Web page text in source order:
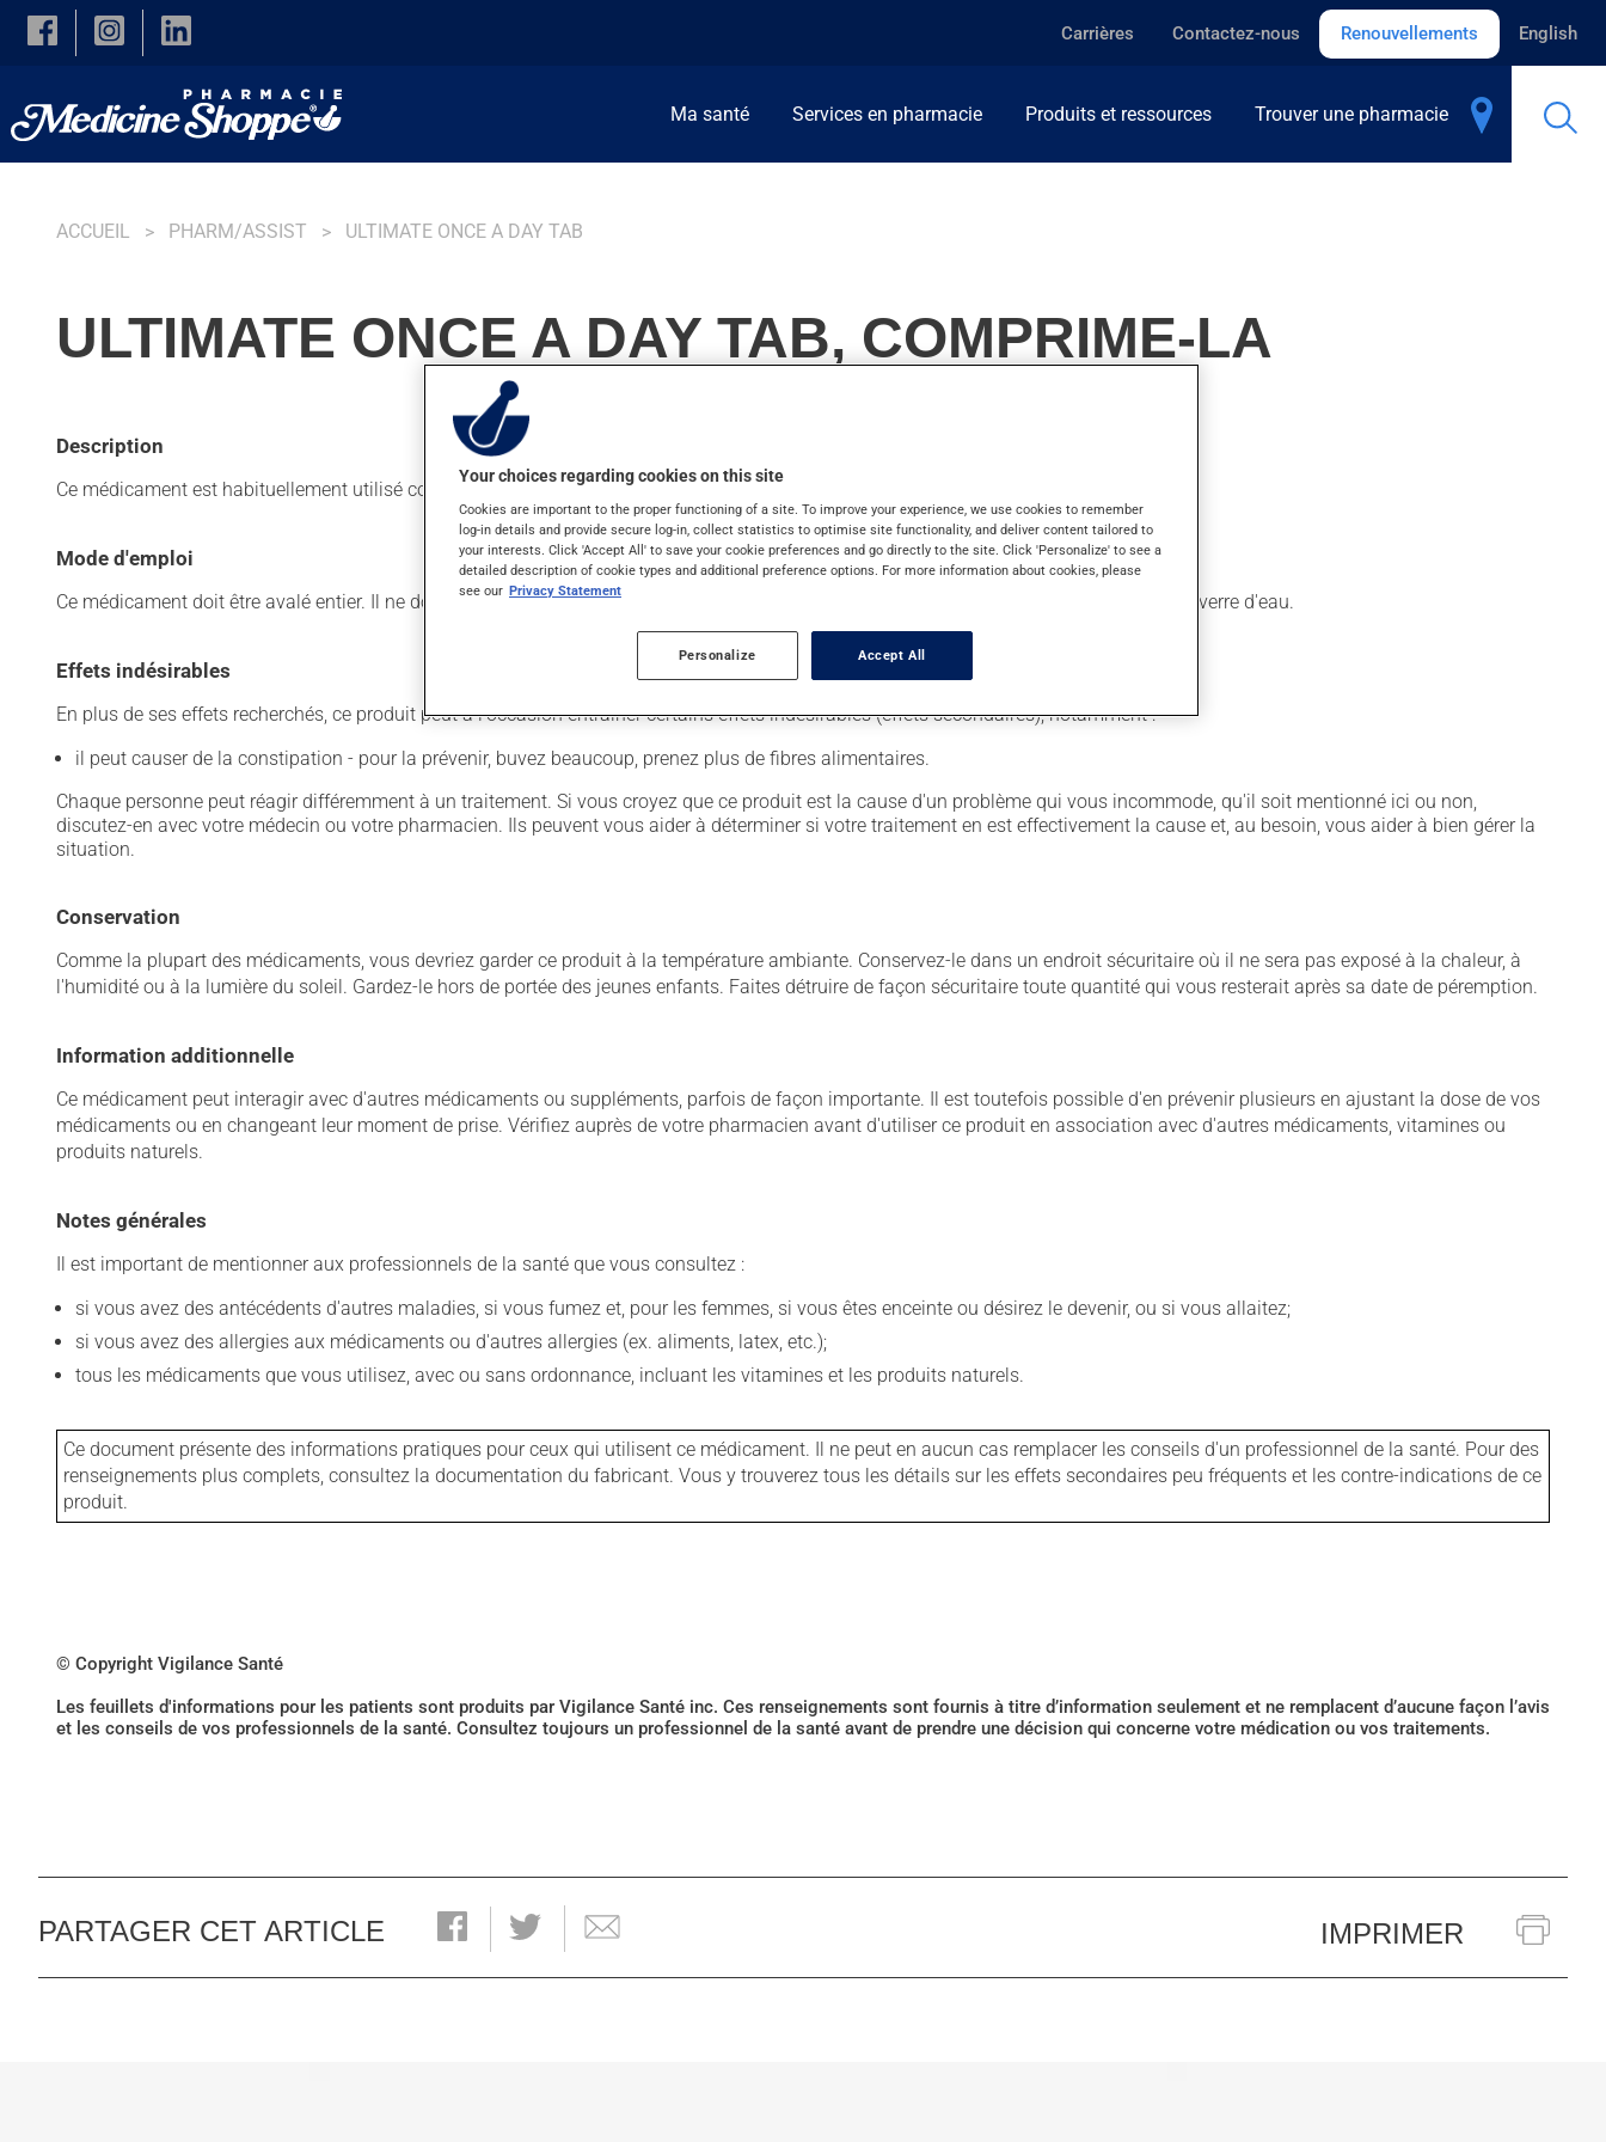
Skip to main content
Carrières Contactez-nous Renouvellements English
Ma santé Services en pharmacie Produits et ressources Trouver une pharmacie
ACCUEIL PHARM/ASSIST ULTIMATE ONCE A DAY TAB
ULTIMATE ONCE A DAY TAB, COMPRIME-LA
Description
Ce médicament est habituellement utilisé comme supplément de vitamines et minéraux.
Mode d'emploi
Ce médicament doit être avalé entier. Il ne doit pas être coupé, croqué ou écrasé. Ce médicament doit être pris avec un repas et un grand verre d'eau.
Effets indésirables
En plus de ses effets recherchés, ce produit peut à l'occasion entraîner certains effets indésirables (effets secondaires), notamment :
il peut causer de la constipation - pour la prévenir, buvez beaucoup, prenez plus de fibres alimentaires.
Chaque personne peut réagir différemment à un traitement. Si vous croyez que ce produit est la cause d'un problème qui vous incommode, qu'il soit mentionné ici ou non,
discutez-en avec votre médecin ou votre pharmacien. Ils peuvent vous aider à déterminer si votre traitement en est effectivement la cause et, au besoin, vous aider à bien gérer la
situation.
Conservation
Comme la plupart des médicaments, vous devriez garder ce produit à la température ambiante. Conservez-le dans un endroit sécuritaire où il ne sera pas exposé à la chaleur, à
l'humidité ou à la lumière du soleil. Gardez-le hors de portée des jeunes enfants. Faites détruire de façon sécuritaire toute quantité qui vous resterait après sa date de péremption.
Information additionnelle
Ce médicament peut interagir avec d'autres médicaments ou suppléments, parfois de façon importante. Il est toutefois possible d'en prévenir plusieurs en ajustant la dose de vos
médicaments ou en changeant leur moment de prise. Vérifiez auprès de votre pharmacien avant d'utiliser ce produit en association avec d'autres médicaments, vitamines ou
produits naturels.
Notes générales
Il est important de mentionner aux professionnels de la santé que vous consultez :
si vous avez des antécédents d'autres maladies, si vous fumez et, pour les femmes, si vous êtes enceinte ou désirez le devenir, ou si vous allaitez;
si vous avez des allergies aux médicaments ou d'autres allergies (ex. aliments, latex, etc.);
tous les médicaments que vous utilisez, avec ou sans ordonnance, incluant les vitamines et les produits naturels.
Ce document présente des informations pratiques pour ceux qui utilisent ce médicament. Il ne peut en aucun cas remplacer les conseils d'un professionnel de la santé. Pour des
renseignements plus complets, consultez la documentation du fabricant. Vous y trouverez tous les détails sur les effets secondaires peu fréquents et les contre-indications de ce
produit.
© Copyright Vigilance Santé
Les feuillets d'informations pour les patients sont produits par Vigilance Santé inc. Ces renseignements sont fournis à titre d’information seulement et ne remplacent d’aucune façon l’avis
et les conseils de vos professionnels de la santé. Consultez toujours un professionnel de la santé avant de prendre une décision qui concerne votre médication ou vos traitements.
PARTAGER CET ARTICLE IMPRIMER
Your choices regarding cookies on this site
Cookies are important to the proper functioning of a site. To improve your experience, we use cookies to remember
log-in details and provide secure log-in, collect statistics to optimise site functionality, and deliver content tailored to
your interests. Click 'Accept All' to save your cookie preferences and go directly to the site. Click 'Personalize' to see a
detailed description of cookie types and additional preference options. For more information about cookies, please
see our Privacy Statement
Personalize Accept All